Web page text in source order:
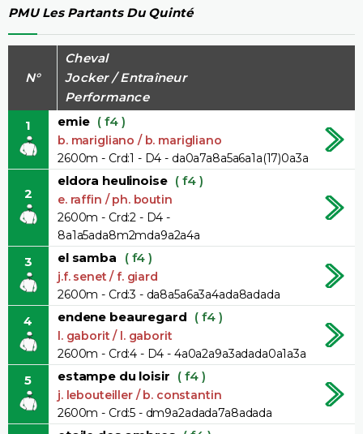
PMU Les Partants Du Quinté
N°
Cheval
Jocker / Entraîneur
Performance
1
emie ( f4 )
b. marigliano / b. marigliano
2600m - Crd:1 - D4 - da0a7a8a5a6a1a(17)0a3a
2
eldora heulinoise ( f4 )
e. raffin / ph. boutin
2600m - Crd:2 - D4 -
8a1a5ada8m2mda9a2a4a
3 el samba ( f4 )
j.f. senet / f. giard
2600m - Crd:3 - da8a5a6a3a4ada8adada
4 endene beauregard ( f4 )
l. gaborit / l. gaborit
2600m - Crd:4 - D4 - 4a0a2a9a3adada0a1a3a
5 estampe du loisir ( f4 )
j. lebouteiller / b. constantin
2600m - Crd:5 - dm9a2adada7a8adada